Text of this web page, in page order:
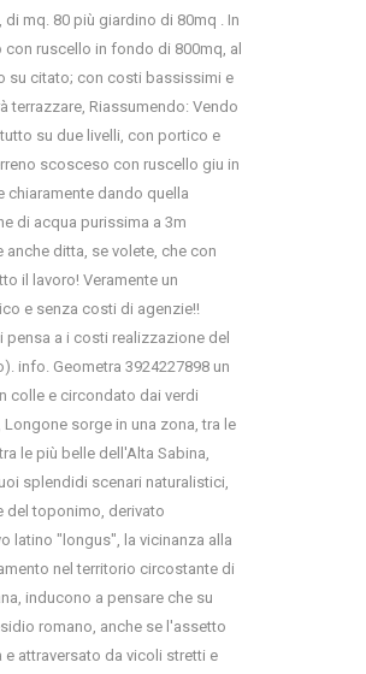
di mq. 80 più giardino di 80mq . In
ruscello in fondo di 800mq, al
su citato; con costi bassissimi e
terrazzare, Riassumendo: Vendo
su due livelli, con portico e
scosceso con ruscello giu in
chiaramente dando quella
di acqua purissima a 3m
ditta, se volete, che con
il lavoro! Veramente un
e senza costi di agenzie!!
pensa a i costi realizzazione del
info. Geometra 3924227898 un
colle e circondato dai verdi
sorge in una zona, tra le
le più belle dell'Alta Sabina,
splendidi scenari naturalistici,
del toponimo, derivato
latino "longus", la vicinanza alla
nel territorio circostante di
inducono a pensare che su
romano, anche se l'assetto
attraversato da vicoli stretti e